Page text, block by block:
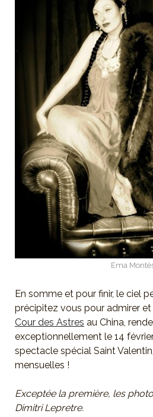
Ema
En somme et pour finir, le ciel
précipitez vous pour admirer
Cour des Astres au China,
exceptionnellement le 14
spectacle spécial Saint
mensuelles !
Exceptée la première, les
Dimitri Lepretre.